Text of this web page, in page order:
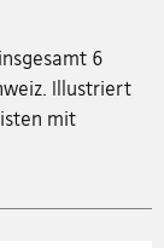
6
Illustriert
mit